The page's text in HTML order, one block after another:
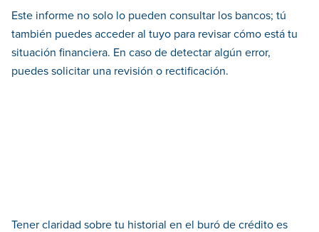
Este informe no solo lo pueden consultar los bancos; tú
también puedes acceder al tuyo para revisar cómo está tu
situación financiera. En caso de detectar algún error,
puedes solicitar una revisión o rectificación.
Tener claridad sobre tu historial en el buró de crédito es